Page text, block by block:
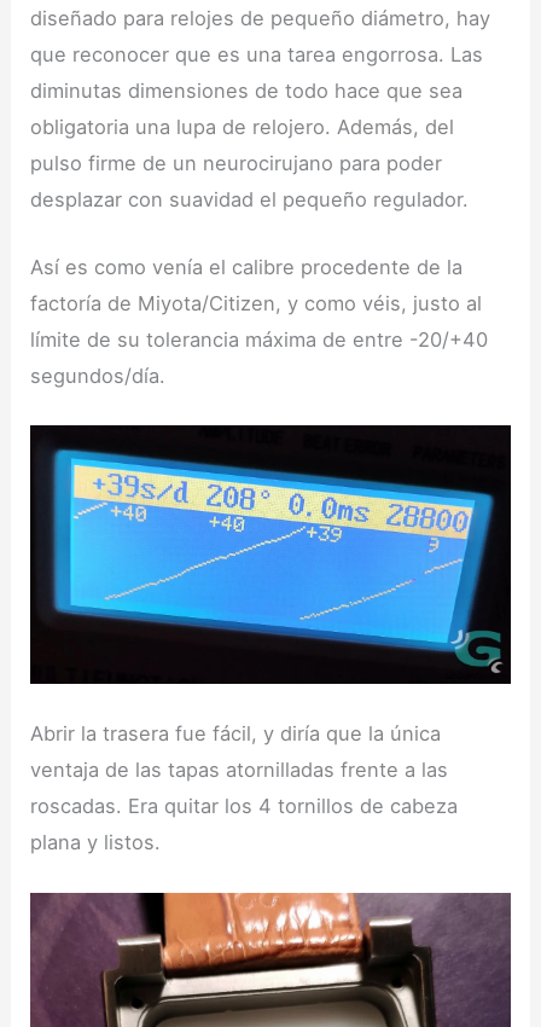
diseñado para relojes de pequeño diámetro, hay
que reconocer que es una tarea engorrosa. Las
diminutas dimensiones de todo hace que sea
obligatoria una lupa de relojero. Además, del
pulso firme de un neurocirujano para poder
desplazar con suavidad el pequeño regulador.
Así es como venía el calibre procedente de la
factoría de Miyota/Citizen, y como véis, justo al
límite de su tolerancia máxima de entre -20/+40
segundos/día.
Abrir la trasera fue fácil, y diría que la única
ventaja de las tapas atornilladas frente a las
roscadas. Era quitar los 4 tornillos de cabeza
plana y listos.